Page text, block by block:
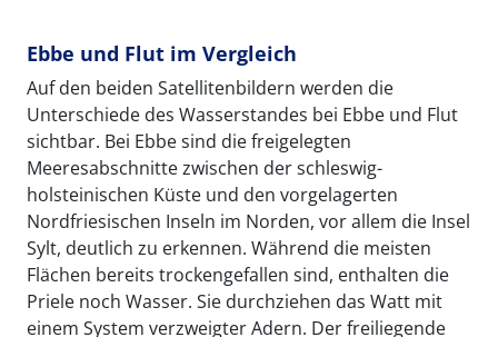
Ebbe und Flut im Vergleich
Auf den beiden Satellitenbildern werden die
Unterschiede des Wasserstandes bei Ebbe und Flut
sichtbar. Bei Ebbe sind die freigelegten
Meeresabschnitte zwischen der schleswig-
holsteinischen Küste und den vorgelagerten
Nordfriesischen Inseln im Norden, vor allem die Insel
Sylt, deutlich zu erkennen. Während die meisten
Flächen bereits trockengefallen sind, enthalten die
Priele noch Wasser. Sie durchziehen das Watt mit
einem System verzweigter Adern. Der freiliegende